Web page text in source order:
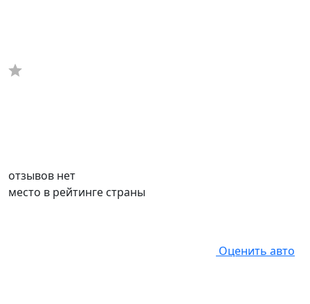
отзывов нет
место в рейтинге страны
Оценить авто